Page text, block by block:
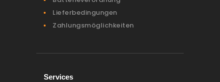
Lieferbedingungen
Zahlungsmöglichkeiten
Services